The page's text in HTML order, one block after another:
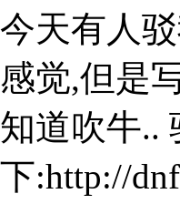
今天有人
感觉,但是
知道吹牛..
下:http://